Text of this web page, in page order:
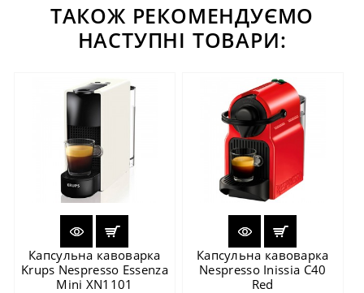
ТАКОЖ РЕКОМЕНДУЄМО
НАСТУПНІ ТОВАРИ:
Капсульна кавоварка
Krups Nespresso Essenza
Mini XN1101
Капсульна кавоварка
Nespresso Inissia C40
Red